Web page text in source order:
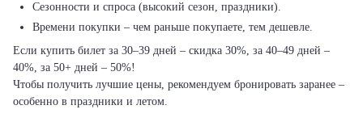
Сезонности и спроса (высокий сезон, праздники).
Времени покупки – чем раньше покупаете, тем дешевле.
Если купить билет за 30–39 дней – скидка 30%, за 40–49 дней –
40%, за 50+ дней – 50%!
Чтобы получить лучшие цены, рекомендуем бронировать заранее –
особенно в праздники и летом.